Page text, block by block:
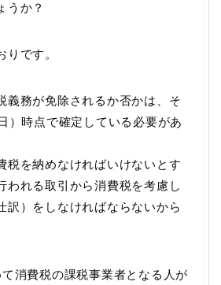
うか？
りです。
義務が免除されるか否かは、そ
）時点で確定している必要があ
税を納めなければいけないとす
われる取引から消費税を考慮し
訳）をしなければならないから
消費税の課税事業者となる人が